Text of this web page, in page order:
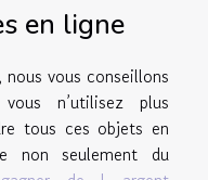
en ligne
nous vous conseillons
n’utilisez plus
tous ces objets en
non seulement du